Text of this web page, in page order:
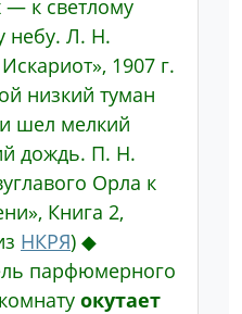
― к светлому
небу. Л. Н.
1907 г.
низкий туман
шел мелкий
дождь. П. Н.
Орла к
Книга 2,
НКРЯ) ◆
парфюмерного
окутает